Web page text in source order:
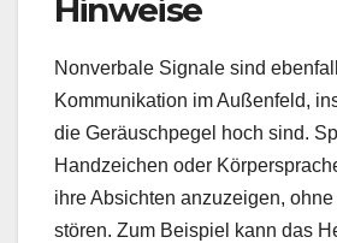
Hinweise
Nonverbale Signale sind
Kommunikation im Außenfeld,
die Geräuschpegel hoch sind.
Handzeichen oder
ihre Absichten anzuzeigen,
stören. Zum Beispiel kann das